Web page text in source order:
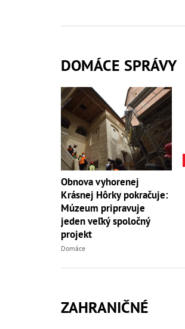
DOMÁCE SPRÁVY
Obnova vyhorenej
Krásnej Hôrky pokračuje:
Múzeum pripravuje
jeden veľký spoločný
projekt
Domáce
ZAHRANIČNÉ